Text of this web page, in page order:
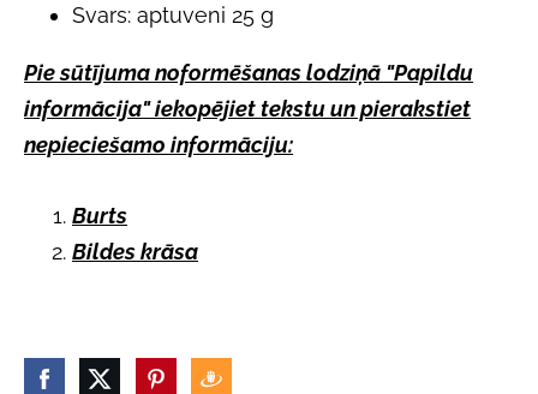
Svars: aptuveni 25 g
Pie sūtījuma noformēšanas lodziņā "Papildu
informācija" iekopējiet tekstu un pierakstiet
nepieciešamo informāciju:
Burts
Bildes krāsa